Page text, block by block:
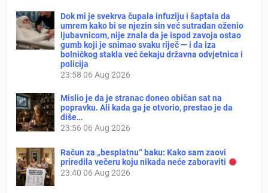
Dok mi je svekrva čupala infuziju i šaptala da
umrem kako bi se njezin sin već sutradan oženio
ljubavnicom, nije znala da je ispod zavoja ostao
gumb koji je snimao svaku riječ — i da iza
bolničkog stakla već čekaju državna odvjetnica i
policija
23:58 06 Aug 2026
Mislio je da je stranac doneo običan sat na
popravku. Ali kada ga je otvorio, prestao je da
diše…
23:56 06 Aug 2026
Račun za „besplatnu“ baku: Kako sam zaovi
priredila večeru koju nikada neće zaboraviti
23:40 06 Aug 2026